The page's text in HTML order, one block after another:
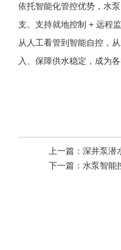
一体式无负压恒压变频供
依托智能化管控优势，水
支。支持就地控制 + 远程
从人工看管到智能自控，
入、保障供水稳定，成为
上一篇： 深井泵潜
下一篇： 水泵智能